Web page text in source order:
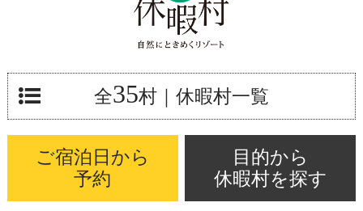
全35村｜休暇村一覧
ご宿泊日から
予約
目的から
休暇村を探す